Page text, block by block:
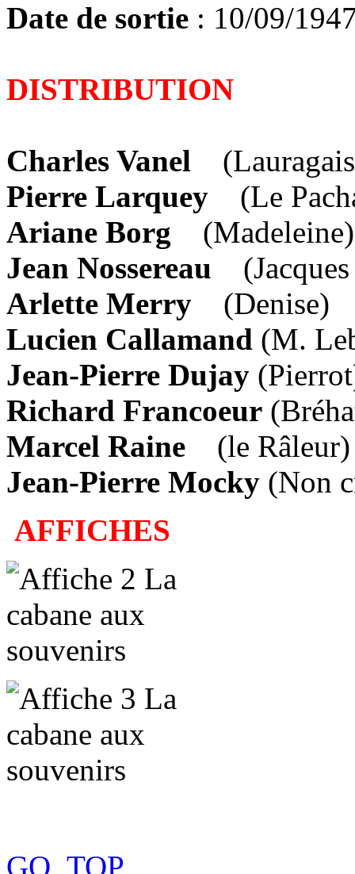
Date de sortie : 10/09/
DISTRIBUTION
Charles Vanel
Pierre Larquey (Le
Ariane Borg (Madeleine)
Jean Nossereau (Jacques
Arlette Merry (Denise)
Lucien Callamand (M.
Jean-Pierre Dujay
Richard Francoeur
Marcel Raine (le Râleur)
Jean-Pierre Mocky (Non
AFFICHES
GO_TOP